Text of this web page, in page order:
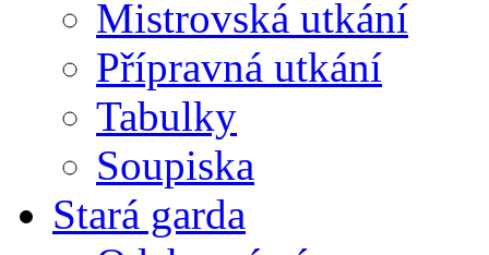
Mistrovská utkání
Přípravná utkání
Tabulky
Soupiska
Stará garda